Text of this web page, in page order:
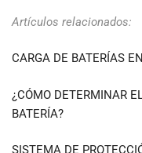
Artículos relacionados:
CARGA DE BATERÍAS
¿CÓMO DETERMINAR
BATERÍA?
SISTEMA DE